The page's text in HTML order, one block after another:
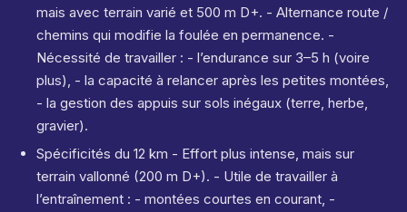
mais avec terrain varié et 500 m D+. - Alternance route /
chemins qui modifie la foulée en permanence. -
Nécessité de travailler : - l’endurance sur 3–5 h (voire
plus), - la capacité à relancer après les petites montées,
- la gestion des appuis sur sols inégaux (terre, herbe,
gravier).
Spécificités du 12 km - Effort plus intense, mais sur
terrain vallonné (200 m D+). - Utile de travailler à
l’entraînement : - montées courtes en courant, -